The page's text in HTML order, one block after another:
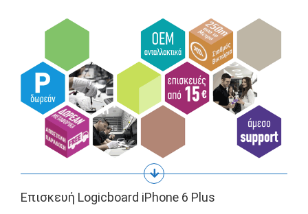
Επισκευή Logicboard iPhone 6 Plus